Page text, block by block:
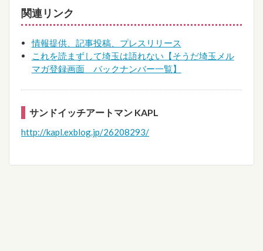
関連リンク
情報提供、記事投稿、プレスリリース
これを読まずして埼玉は語れない【そうだ埼玉メル
マガ登録画面 バックナンバー一覧】
サンドイッチアートマン KAPL
http://kapl.exblog.jp/26208293/